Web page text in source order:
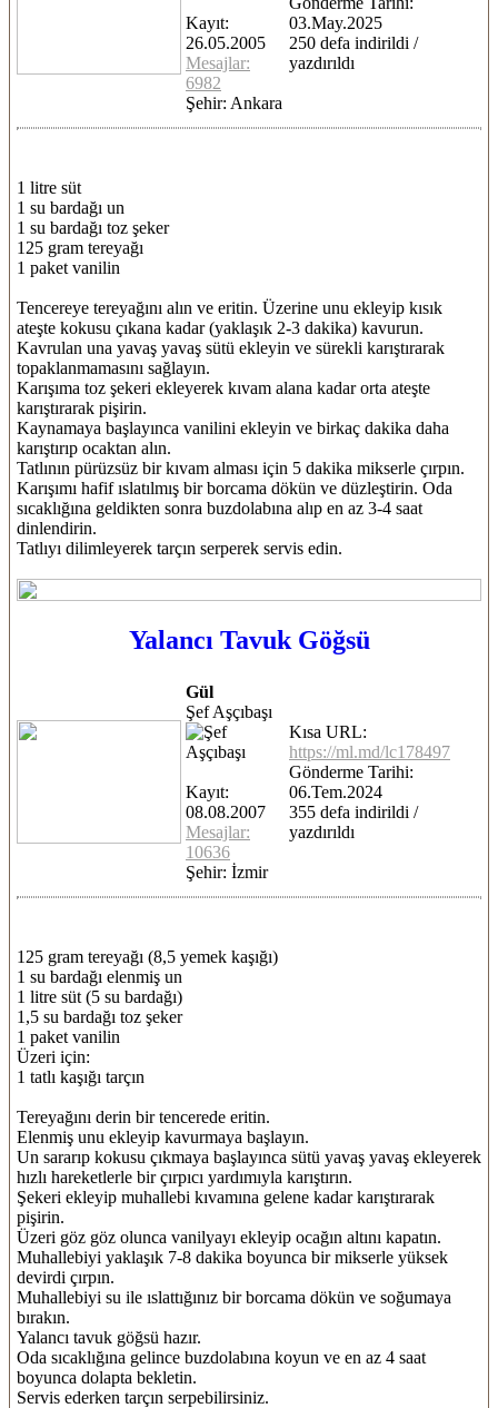
Kayıt:
26.05.2005
Mesajlar:
6982
Şehir: Ankara
03.May.2025
250 defa indirildi /
yazdırıldı
1 litre süt
1 su bardağı un
1 su bardağı toz şeker
125 gram tereyağı
1 paket vanilin
Tencereye tereyağını alın ve eritin. Üzerine unu ekleyip kısık
ateşte kokusu çıkana kadar (yaklaşık 2-3 dakika) kavurun.
Kavrulan una yavaş yavaş sütü ekleyin ve sürekli karıştırarak
topaklanmamasını sağlayın.
Karışıma toz şekeri ekleyerek kıvam alana kadar orta ateşte
karıştırarak pişirin.
Kaynamaya başlayınca vanilini ekleyin ve birkaç dakika daha
karıştırıp ocaktan alın.
Tatlının pürüzsüz bir kıvam alması için 5 dakika mikserle çırpın.
Karışımı hafif ıslatılmış bir borcama dökün ve düzleştirin. Oda
sıcaklığına geldikten sonra buzdolabına alıp en az 3-4 saat
dinlendirin.
Tatlıyı dilimleyerek tarçın serperek servis edin.
Yalancı Tavuk Göğsü
Gül
Şef Aşçıbaşı
Kayıt:
08.08.2007
Mesajlar:
10636
Şehir: İzmir
Kısa URL:
https://ml.md/lc178497
Gönderme Tarihi:
06.Tem.2024
355 defa indirildi /
yazdırıldı
125 gram tereyağı (8,5 yemek kaşığı)
1 su bardağı elenmiş un
1 litre süt (5 su bardağı)
1,5 su bardağı toz şeker
1 paket vanilin
Üzeri için:
1 tatlı kaşığı tarçın
Tereyağını derin bir tencerede eritin.
Elenmiş unu ekleyip kavurmaya başlayın.
Un sararıp kokusu çıkmaya başlayınca sütü yavaş yavaş ekleyerek
hızlı hareketlerle bir çırpıcı yardımıyla karıştırın.
Şekeri ekleyip muhallebi kıvamına gelene kadar karıştırarak
pişirin.
Üzeri göz göz olunca vanilyayı ekleyip ocağın altını kapatın.
Muhallebiyi yaklaşık 7-8 dakika boyunca bir mikserle yüksek
devirdi çırpın.
Muhallebiyi su ile ıslattığınız bir borcama dökün ve soğumaya
bırakın.
Yalancı tavuk göğsü hazır.
Oda sıcaklığına gelince buzdolabına koyun ve en az 4 saat
boyunca dolapta bekletin.
Servis ederken tarçın serpebilirsiniz.